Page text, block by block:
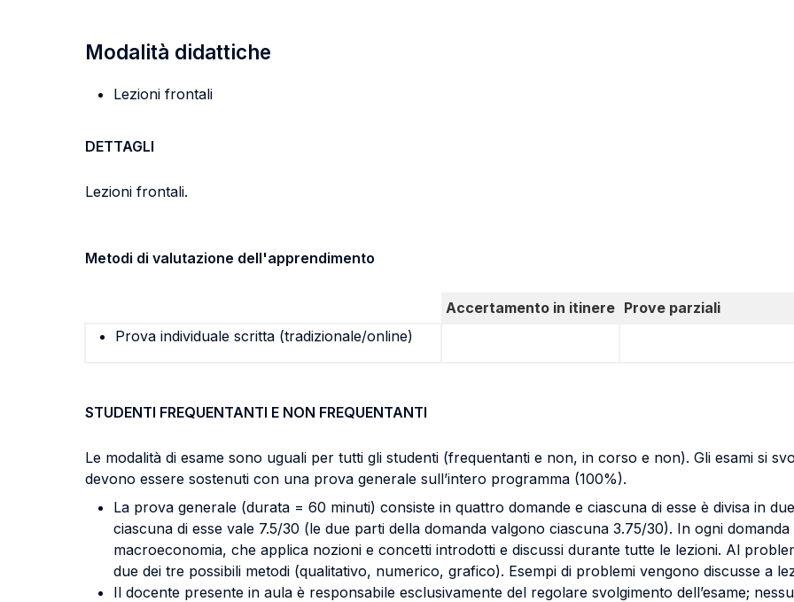
Modalità didattiche
Lezioni frontali
DETTAGLI
Lezioni frontali.
Metodi di valutazione dell'apprendimento
Accertamento in itinere Prove parziali
Prova individuale scritta (tradizionale/online)
STUDENTI FREQUENTANTI E NON FREQUENTANTI
Le modalità di esame sono uguali per tutti gli studenti (frequentanti e non, in corso e non). Gli esami si
devono essere sostenuti con una prova generale sull’intero programma (100%).
La prova generale (durata = 60 minuti) consiste in quattro domande e ciascuna di esse è divisa in
ciascuna di esse vale 7.5/30 (le due parti della domanda valgono ciascuna 3.75/30). In ogni
macroeconomia, che applica nozioni e concetti introdotti e discussi durante tutte le lezioni. Al
due dei tre possibili metodi (qualitativo, numerico, grafico). Esempi di problemi vengono discusse a
Il docente presente in aula è responsabile esclusivamente del regolare svolgimento dell’esame;